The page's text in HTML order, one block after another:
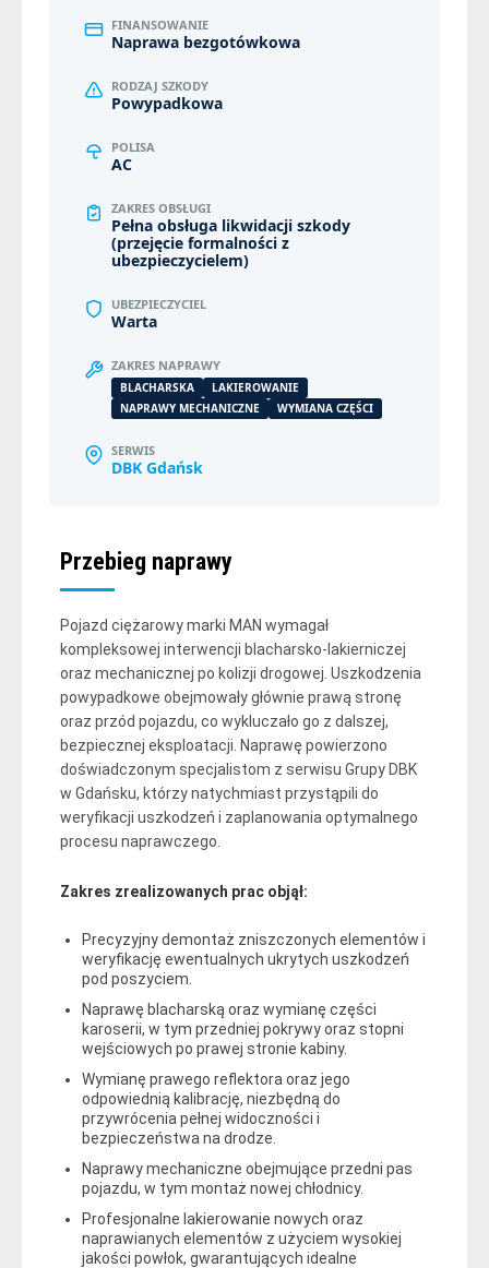
FINANSOWANIE
Naprawa bezgotówkowa
RODZAJ SZKODY
Powypadkowa
POLISA
AC
ZAKRES OBSŁUGI
Pełna obsługa likwidacji szkody
(przejęcie formalności z
ubezpieczycielem)
UBEZPIECZYCIEL
Warta
ZAKRES NAPRAWY
BLACHARSKA
LAKIEROWANIE
NAPRAWY MECHANICZNE
WYMIANA CZĘŚCI
SERWIS
DBK Gdańsk
Przebieg naprawy
Pojazd ciężarowy marki MAN wymagał
kompleksowej interwencji blacharsko-lakierniczej
oraz mechanicznej po kolizji drogowej. Uszkodzenia
powypadkowe obejmowały głównie prawą stronę
oraz przód pojazdu, co wykluczało go z dalszej,
bezpiecznej eksploatacji. Naprawę powierzono
doświadczonym specjalistom z serwisu Grupy DBK
w Gdańsku, którzy natychmiast przystąpili do
weryfikacji uszkodzeń i zaplanowania optymalnego
procesu naprawczego.
Zakres zrealizowanych prac objął:
Precyzyjny demontaż zniszczonych elementów i
weryfikację ewentualnych ukrytych uszkodzeń
pod poszyciem.
Naprawę blacharską oraz wymianę części
karoserii, w tym przedniej pokrywy oraz stopni
wejściowych po prawej stronie kabiny.
Wymianę prawego reflektora oraz jego
odpowiednią kalibrację, niezbędną do
przywrócenia pełnej widoczności i
bezpieczeństwa na drodze.
Naprawy mechaniczne obejmujące przedni pas
pojazdu, w tym montaż nowej chłodnicy.
Profesjonalne lakierowanie nowych oraz
naprawianych elementów z użyciem wysokiej
jakości powłok, gwarantujących idealne